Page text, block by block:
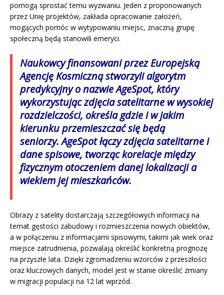
pomogą sprostać temu wyzwaniu. Jeden z proponowanych
przez Unię projektów, zakłada opracowanie założeń,
mogących pomóc w wytypowaniu miejsc, znaczną grupę
społeczną będą stanowili emeryci.
Naukowcy finansowani przez Europejską
Agencję Kosmiczną stworzyli algorytm
predykcyjny o nazwie AgeSpot, który
wykorzystując zdjęcia satelitarne w wysokiej
rozdzielczości, określa gdzie i w jakim
kierunku przemieszczać się będą
seniorzy. AgeSpot łączy zdjęcia satelitarne i
dane spisowe, tworząc korelacje między
fizycznym otoczeniem danej lokalizacji a
wiekiem jej mieszkańców.
Obrazy z satelity dostarczają szczegółowych informacji na
temat gęstości zabudowy i rozmieszczenia nowych obiektów,
a w połączeniu z informacjami spisowymi, takimi jak wiek oraz
miejsce zatrudnienia, pozwalają określić konkretną prognozę
na przyszłe lata. Dzięki zgromadzeniu wzorców z przeszłości
oraz kluczowych danych, model jest w stanie określić zmiany
w migracji populacji na 12 lat wprzód.